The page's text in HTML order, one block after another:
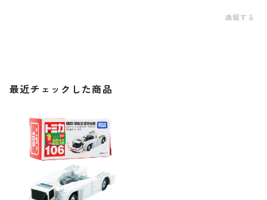
通報する
最近チェックした商品